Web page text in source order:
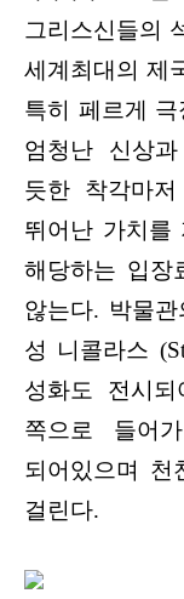
그리스신들의
세계 최대의 제
특히 페르게 극
엄청난 신상
듯한 착각마
뛰어난 가치를
해당하는 입장
않는다. 박물
성 니콜라스
성화도 전시
쪽으로 들어
되어있으며
걸린다.